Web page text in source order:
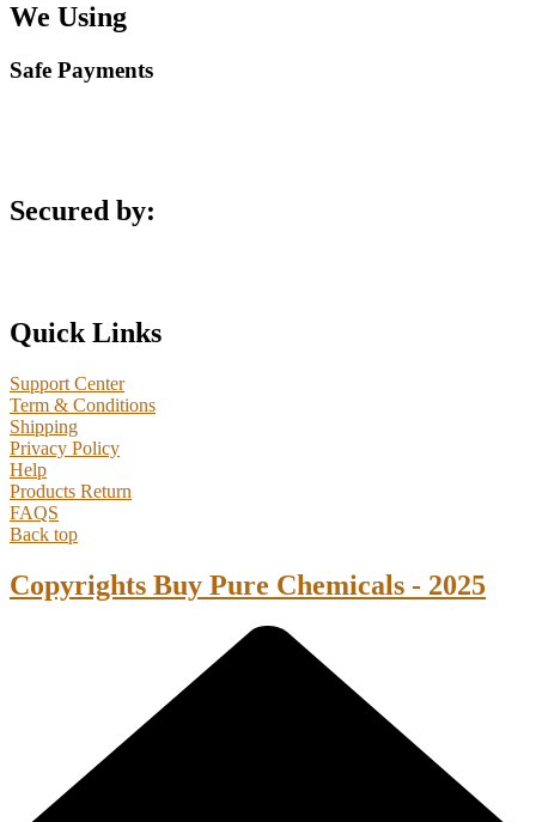
We Using
Safe Payments
Secured by:
Quick Links
Support Center
Term & Conditions
Shipping
Privacy Policy
Help
Products Return
FAQS
Back top
Copyrights Buy Pure Chemicals - 2025